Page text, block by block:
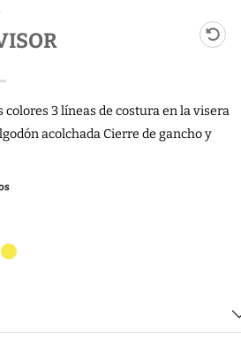
colores 3 líneas de costura en la visera
acolchada Cierre de gancho y